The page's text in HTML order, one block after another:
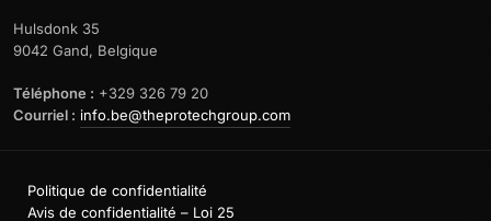
Hulsdonk 35
9042 Gand, Belgique
Téléphone : +329 326 79 20
Courriel : info.be@theprotechgroup.com
Politique de confidentialité
Avis de confidentialité – Loi 25